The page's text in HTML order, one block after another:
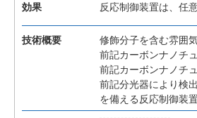
効果 反応制御装置は、任
技術概要
修飾分子を含む雰囲
前記カーボンナノチ
前記カーボンナノチ
前記分光器により検
を備える反応制御装置